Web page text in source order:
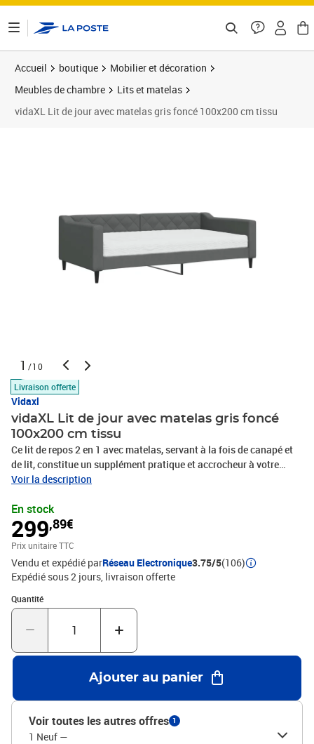
Accueil boutique
Mobilier et décoration
Meubles de chambre
Lits et matelas
vidaXL Lit de jour avec matelas gris foncé 100x200 cm tissu
1 /10
Livraison offerte
Vidaxl
vidaXL Lit de jour avec matelas gris foncé
100x200 cm tissu
Ce lit de repos 2 en 1 avec matelas, servant à la fois de canapé et
de lit, constitue un supplément pratique et accrocheur à votre
salon ou votre chambre à coucher. Lit de jour polyvalent : le
comme lit pendant la nuit pour offrir une solution rapide pour
accueillir des invités pour la nuit.Matelas en mousse confortable :
ce lit est fourni avec un matelas en mousse pour un soutien
maximal et un confort optimal.Tissu durable et construction
solide : ce canapé-lit a une structure robuste en bois et en métal et
est recouvert d'un tissu durable et confortable.Design moderne : le
canapé-lit a un design moderne qui présente des lignes épurées,
un aspect minimaliste, et ajoutera un style moderne à votre
intérieur !Couleur : gris foncéMatériau : tissu (100 % polyester),
tricotéMatériau des lattes : contreplaqué Matériau de remplissage
: mousseDimensions totales : 223 x 110 x 67 cm (L x l x
H)Dimensions du matelas : 100 x 200 x 17 cm (l x L x H)Hauteur du
siège à partir du sol : 26,5 cmHauteur des pieds : 15 cm
L'assemblage est requisLa livraison contient :1 x lit de repos 1 x
matelas en mousse
Voir la description
En stock
299,89€
Prix unitaire TTC
Vendu et expédié parRéseau Electronique3.75/5(106)
Expédié sous 2 jours livraison offerte
Quantité
Quantité : 1
Ajouter au panier
Voir toutes les autres offres 1
1 Neuf —